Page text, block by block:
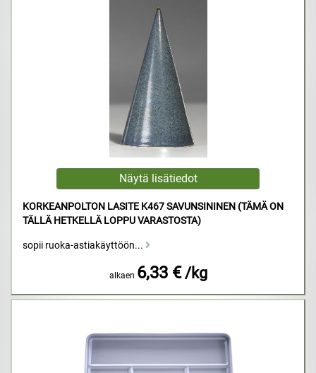
KORKEANPOLTON LASITE K467 SAVUNSININEN (TÄMÄ ON
TÄLLÄ HETKELLÄ LOPPU VARASTOSTA)
sopii ruoka-astiakäyttöön...
alkaen 6,33 € /kg